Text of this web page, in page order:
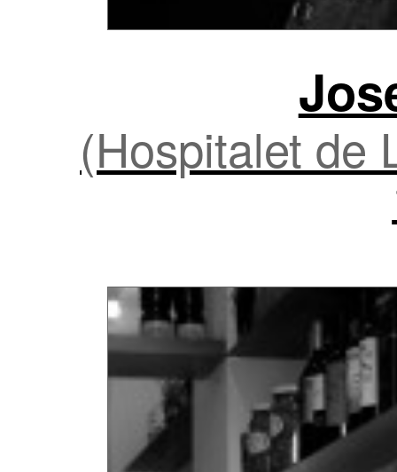
(Hospitalet de